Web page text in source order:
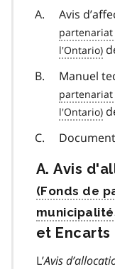
Avis
Manuel
A. Avis
et Encarts
L’Avis